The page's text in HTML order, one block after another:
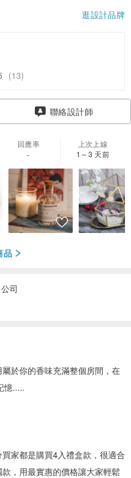
逛設計品牌
(13)
聯絡設計師
回應率
-
上次上線
1～3 天前
品
司
於你的香味充滿整個房間，在
憶.....
家都是購買4入禮盒款，很適合
，用最實惠的價格讓大家輕鬆